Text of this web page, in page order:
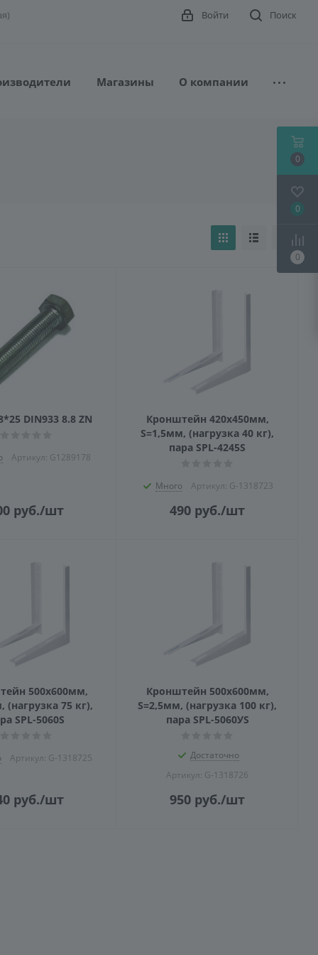
Поиск
Войти
Магазины О компании
DIN933 8.8 ZN
Артикул: G1289178
руб./шт
Кронштейн 420x450мм,
S=1,5мм, (нагрузка 40 кг),
пара SPL-4245S
Много Артикул: G-1318723
490 руб./шт
500x600мм,
(нагрузка 75 кг),
SPL-5060S
Артикул: G-1318725
руб./шт
Кронштейн 500x600мм,
S=2,5мм, (нагрузка 100 кг),
пара SPL-5060УS
Достаточно
Артикул: G-1318726
950 руб./шт
0
0
0